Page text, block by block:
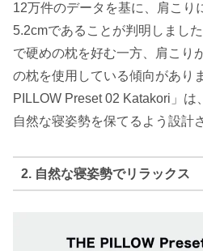
12万件のデータを基に、肩こり
5.2cmであることが判明しまし
で硬めの枕を好む一方、肩こり
の枕を使用している傾向があり
PILLOW Preset 02 Katakori」は
自然な寝姿勢を保てるよう設計
2. 自然な寝姿勢でリラックス